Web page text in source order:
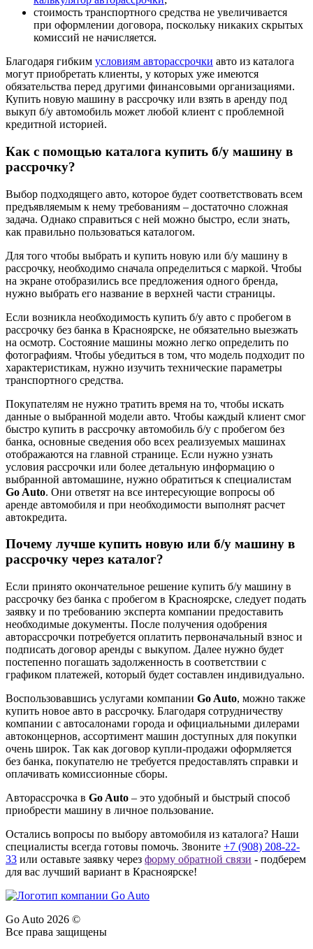
стоимость транспортного средства не увеличивается
при оформлении договора, поскольку никаких скрытых
комиссий не начисляется.
Благодаря гибким условиям авторассрочки авто из каталога
могут приобретать клиенты, у которых уже имеются
обязательства перед другими финансовыми организациями.
Купить новую машину в рассрочку или взять в аренду под
выкуп б/у автомобиль может любой клиент с проблемной
кредитной историей.
Как с помощью каталога купить б/у машину в
рассрочку?
Выбор подходящего авто, которое будет соответствовать всем
предъявляемым к нему требованиям – достаточно сложная
задача. Однако справиться с ней можно быстро, если знать,
как правильно пользоваться каталогом.
Для того чтобы выбрать и купить новую или б/у машину в
рассрочку, необходимо сначала определиться с маркой. Чтобы
на экране отобразились все предложения одного бренда,
нужно выбрать его название в верхней части страницы.
Если возникла необходимость купить б/у авто с пробегом в
рассрочку без банка в Красноярске, не обязательно выезжать
на осмотр. Состояние машины можно легко определить по
фотографиям. Чтобы убедиться в том, что модель подходит по
характеристикам, нужно изучить технические параметры
транспортного средства.
Покупателям не нужно тратить время на то, чтобы искать
данные о выбранной модели авто. Чтобы каждый клиент смог
быстро купить в рассрочку автомобиль б/у с пробегом без
банка, основные сведения обо всех реализуемых машинах
отображаются на главной странице. Если нужно узнать
условия рассрочки или более детальную информацию о
выбранной автомашине, нужно обратиться к специалистам
Go Auto. Они ответят на все интересующие вопросы об
аренде автомобиля и при необходимости выполнят расчет
автокредита.
Почему лучше купить новую или б/у машину в
рассрочку через каталог?
Если принято окончательное решение купить б/у машину в
рассрочку без банка с пробегом в Красноярске, следует подать
заявку и по требованию эксперта компании предоставить
необходимые документы. После получения одобрения
авторассрочки потребуется оплатить первоначальный взнос и
подписать договор аренды с выкупом. Далее нужно будет
постепенно погашать задолженность в соответствии с
графиком платежей, который будет составлен индивидуально.
Воспользовавшись услугами компании Go Auto, можно также
купить новое авто в рассрочку. Благодаря сотрудничеству
компании с автосалонами города и официальными дилерами
автоконцернов, ассортимент машин доступных для покупки
очень широк. Так как договор купли-продажи оформляется
без банка, покупателю не требуется предоставлять справки и
оплачивать комиссионные сборы.
Авторассрочка в Go Auto – это удобный и быстрый способ
приобрести машину в личное пользование.
Остались вопросы по выбору автомобиля из каталога? Наши
специалисты всегда готовы помочь. Звоните +7 (908) 208-22-
33 или оставьте заявку через форму обратной связи - подберем
для вас лучший вариант в Красноярске!
Go Auto 2026 ©
Все права защищены